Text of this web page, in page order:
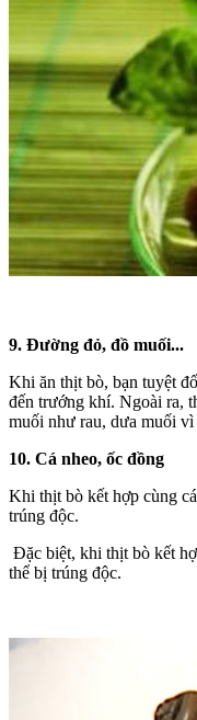
9. Đường đỏ, đồ muối...
Khi ăn thịt bò, bạn tuyệt
đến trướng khí. Ngoài ra,
muối như rau, dưa muối vì
10. Cá nheo, ốc đồng
Khi thịt bò kết hợp cùng
trúng độc.
Đặc biệt, khi thịt bò kết
thể bị trúng độc.